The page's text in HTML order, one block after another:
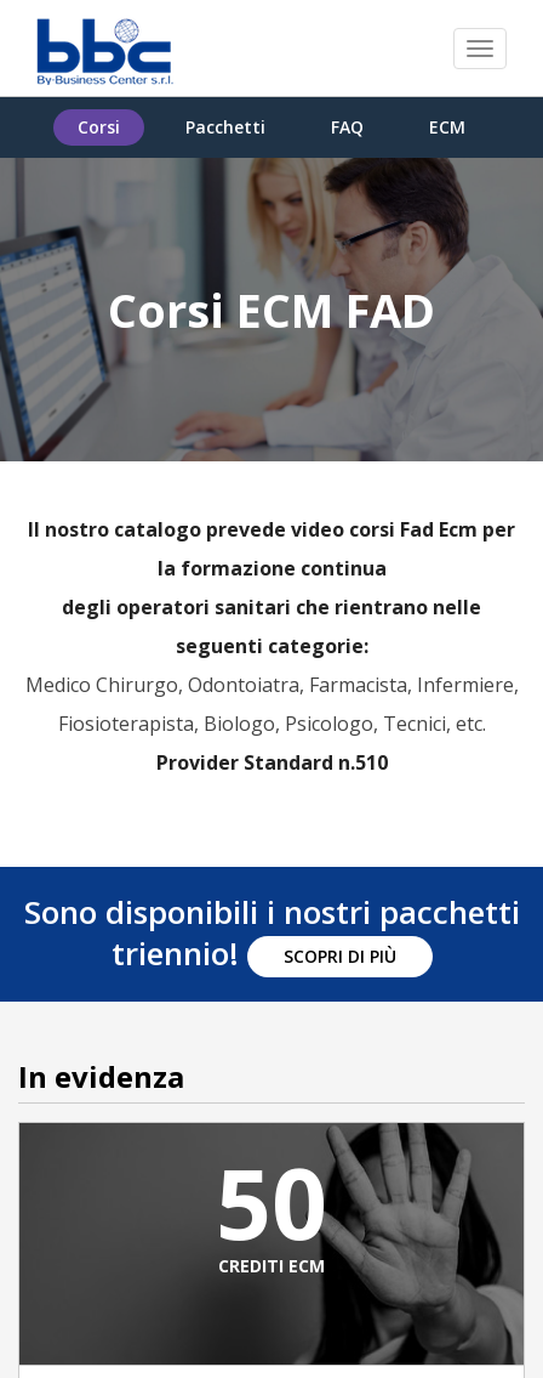
Toggle
Corsi Pacchetti FAQ ECM
Corsi ECM FAD
Il nostro catalogo prevede video corsi Fad Ecm per
la formazione continua
degli operatori sanitari che rientrano nelle
seguenti categorie:
Medico Chirurgo, Odontoiatra, Farmacista, Infermiere,
Fiosioterapista, Biologo, Psicologo, Tecnici, etc.
Provider Standard n.510
Sono disponibili i nostri pacchetti
triennio!
SCOPRI DI PIÙ
In evidenza
50
CREDITI ECM